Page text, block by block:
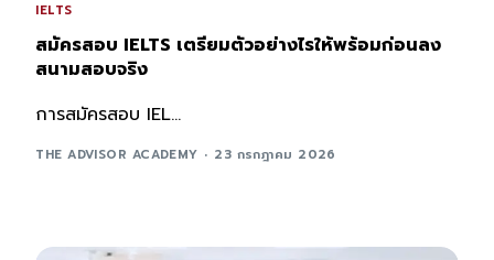
IELTS
สมัครสอบ IELTS เตรียมตัวอย่างไรให้พร้อมก่อนลง
สนามสอบจริง
การสมัครสอบ IEL...
THE ADVISOR ACADEMY 23 กรกฎาคม 2026